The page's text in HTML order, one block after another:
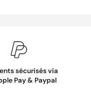
sécurisés via
Pay & Paypal